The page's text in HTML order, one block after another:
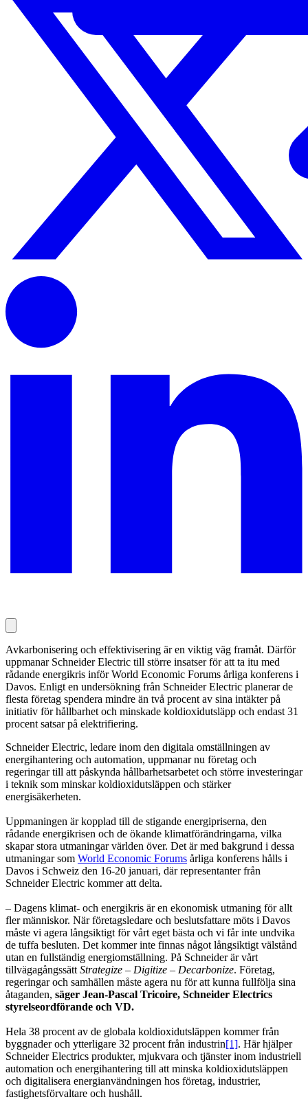
Avkarbonisering och effektivisering är en viktig väg framåt. Därför
uppmanar Schneider Electric till större insatser för att ta itu med
rådande energikris inför World Economic Forums årliga konferens i
Davos. Enligt en undersökning från Schneider Electric planerar de
flesta företag spendera mindre än två procent av sina intäkter på
initiativ för hållbarhet och minskade koldioxidutsläpp och endast 31
procent satsar på elektrifiering.
Schneider Electric, ledare inom den digitala omställningen av
energihantering och automation, uppmanar nu företag och
regeringar till att påskynda hållbarhetsarbetet och större investeringar
i teknik som minskar koldioxidutsläppen och stärker
energisäkerheten.
Uppmaningen är kopplad till de stigande energipriserna, den
rådande energikrisen och de ökande klimatförändringarna, vilka
skapar stora utmaningar världen över. Det är med bakgrund i dessa
utmaningar som World Economic Forums årliga konferens hålls i
Davos i Schweiz den 16-20 januari, där representanter från
Schneider Electric kommer att delta.
– Dagens klimat- och energikris är en ekonomisk utmaning för allt
fler människor. När företagsledare och beslutsfattare möts i Davos
måste vi agera långsiktigt för vårt eget bästa och vi får inte undvika
de tuffa besluten. Det kommer inte finnas något långsiktigt välstånd
utan en fullständig energiomställning. På Schneider är vårt
tillvägagångssätt Strategize – Digitize – Decarbonize. Företag,
regeringar och samhällen måste agera nu för att kunna fullfölja sina
åtaganden, säger Jean-Pascal Tricoire, Schneider Electrics
styrelseordförande och VD.
Hela 38 procent av de globala koldioxidutsläppen kommer från
byggnader och ytterligare 32 procent från industrin[1]. Här hjälper
Schneider Electrics produkter, mjukvara och tjänster inom industriell
automation och energihantering till att minska koldioxidutsläppen
och digitalisera energianvändningen hos företag, industrier,
fastighetsförvaltare och hushåll.